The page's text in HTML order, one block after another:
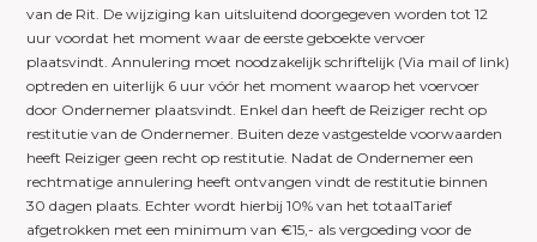
van de Rit. De wijziging kan uitsluitend doorgegeven worden tot 12
uur voordat het moment waar de eerste geboekte vervoer
plaatsvindt. Annulering moet noodzakelijk schriftelijk (Via mail of link)
optreden en uiterlijk 6 uur vóór het moment waarop het voervoer
door Ondernemer plaatsvindt. Enkel dan heeft de Reiziger recht op
restitutie van de Ondernemer. Buiten deze vastgestelde voorwaarden
heeft Reiziger geen recht op restitutie. Nadat de Ondernemer een
rechtmatige annulering heeft ontvangen vindt de restitutie binnen
30 dagen plaats. Echter wordt hierbij 10% van het totaalTarief
afgetrokken met een minimum van €15,- als vergoeding voor de